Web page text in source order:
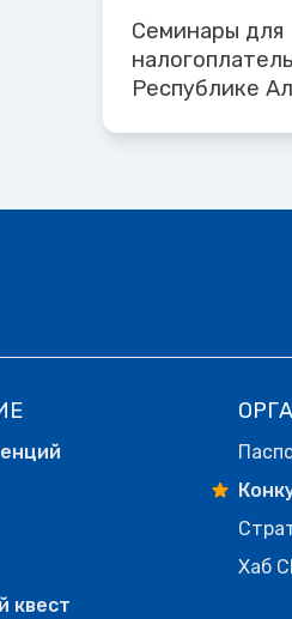
Семинары для
Республике
квест
Хаб